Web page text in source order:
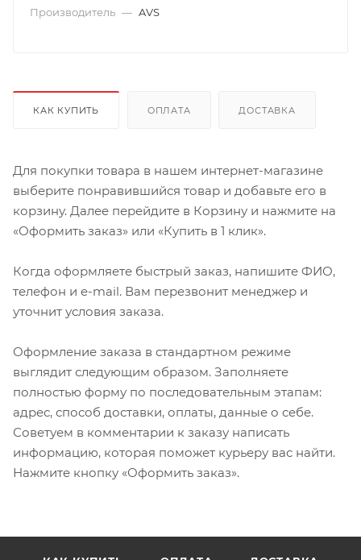
Производитель — AVS
КАК КУПИТЬ ОПЛАТА ДОСТАВКА
Для покупки товара в нашем интернет-магазине
выберите понравившийся товар и добавьте его в
корзину. Далее перейдите в Корзину и нажмите на
«Оформить заказ» или «Купить в 1 клик».
Когда оформляете быстрый заказ, напишите ФИО,
телефон и e-mail. Вам перезвонит менеджер и
уточнит условия заказа.
Оформление заказа в стандартном режиме
выглядит следующим образом. Заполняете
полностью форму по последовательным этапам:
адрес, способ доставки, оплаты, данные о себе.
Советуем в комментарии к заказу написать
информацию, которая поможет курьеру вас найти.
Нажмите кнопку «Оформить заказ».